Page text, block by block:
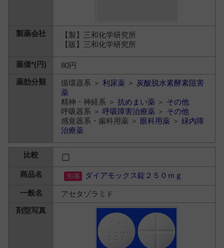
【製】三和化学研究所
【販】三和化学研究所
80円
循環器系 ＞利尿薬 ＞ 炭酸脱水素酵素阻害
薬
精神・神経系 ＞抗めまい薬 ＞ その他
呼吸器系 ＞呼吸障害治療薬 ＞ その他
感覚器系・歯科用薬 ＞ 眼科用薬 ＞緑内障
治療薬
ダイアモックス錠２５０ｍｇ
アセタゾラミド